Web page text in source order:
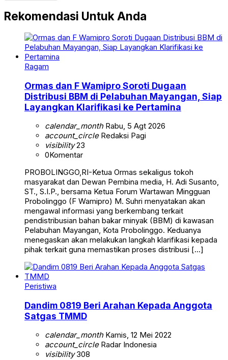
Rekomendasi Untuk Anda
Ragam
Ormas dan F Wamipro Soroti Dugaan
Distribusi BBM di Pelabuhan Mayangan, Siap
Layangkan Klarifikasi ke Pertamina
calendar_monthRabu, 5 Agt 2026
account_circleRedaksi Pagi
visibility23
0Komentar
PROBOLINGGO,RI-Ketua Ormas sekaligus tokoh
masyarakat dan Dewan Pembina media, H. Adi Susanto,
ST., S.I.P., bersama Ketua Forum Wartawan Mingguan
Probolinggo (F Wamipro) M. Suhri menyatakan akan
mengawal informasi yang berkembang terkait
pendistribusian bahan bakar minyak (BBM) di kawasan
Pelabuhan Mayangan, Kota Probolinggo. Keduanya
menegaskan akan melakukan langkah klarifikasi kepada
pihak terkait guna memastikan proses distribusi […]
Peristiwa
Dandim 0819 Beri Arahan Kepada Anggota
Satgas TMMD
calendar_monthKamis, 12 Mei 2022
account_circleRadar Indonesia
visibility308